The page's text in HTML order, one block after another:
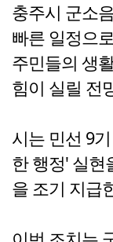
충주시 군소
빠른 일정으
주민들의 생
힘이 실릴 전
시는 민선 9
한 행정' 실현
을 조기 지급